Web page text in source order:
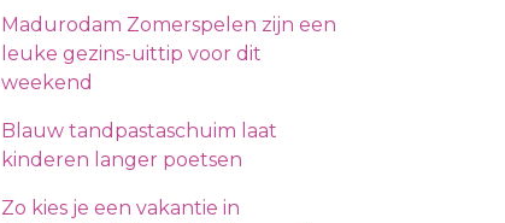
Madurodam Zomerspelen zijn een
leuke gezins-uittip voor dit
weekend
Blauw tandpastaschuim laat
kinderen langer poetsen
Zo kies je een vakantie in